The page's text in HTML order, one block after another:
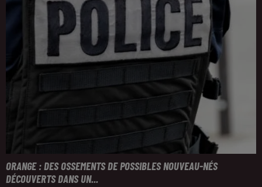
ORANGE : DES OSSEMENTS DE POSSIBLES NOUVEAU-NÉS
DÉCOUVERTS DANS UN...